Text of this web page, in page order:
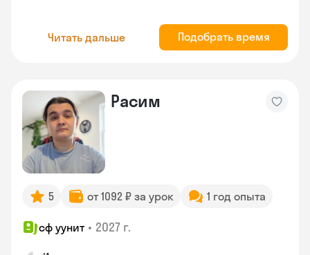
Читать дальше Подобрать время
Расим
5 от 1092 ₽ за урок 1 год опыта
сф уунит • 2027 г.